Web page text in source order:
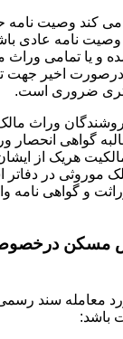
می کند وصیت
وصیت نامه عادی
و یا تمامی وراث
اخیر جهت
ضروری است.
فروشندگان وراث
گواهی
مالکیت هریک از
موروثی در
و گواهی نامه
مسکن درخصوص
معامله سند رسمی
باشد: